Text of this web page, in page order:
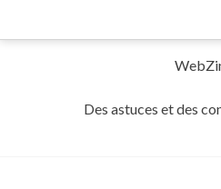
Des astuces et des